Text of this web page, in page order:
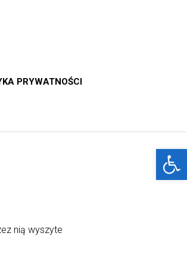
PRYWATNOŚCI
nią wyszyte